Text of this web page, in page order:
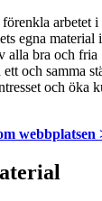
arbetet
egna material
alla bra och fria
och samma
och öka
webbplatsen